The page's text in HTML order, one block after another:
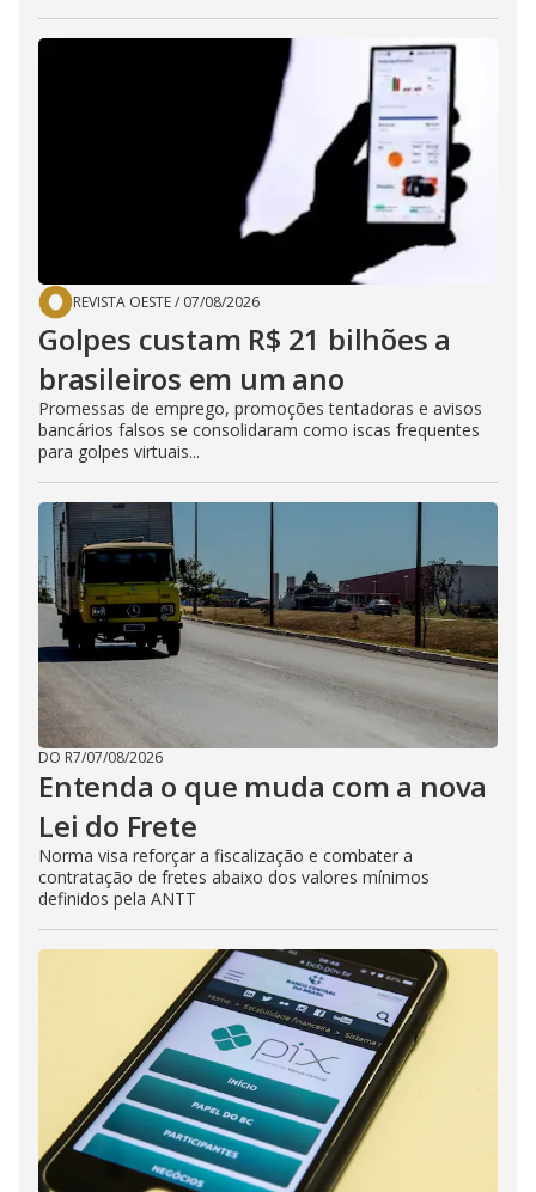
REVISTA OESTE/ 07/08/2026
Golpes custam R$ 21 bilhões a
brasileiros em um ano
Promessas de emprego, promoções tentadoras e avisos
bancários falsos se consolidaram como iscas frequentes
para golpes virtuais...
DO R7/07/08/2026
Entenda o que muda com a nova
Lei do Frete
Norma visa reforçar a fiscalização e combater a
contratação de fretes abaixo dos valores mínimos
definidos pela ANTT